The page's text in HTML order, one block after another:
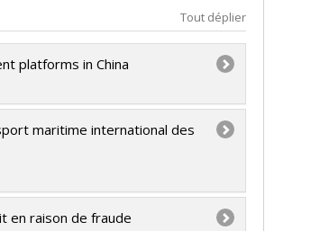
Tout déplier
platforms in China
maritime international des
en raison de fraude